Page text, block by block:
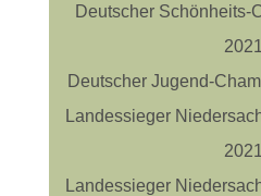
Deutscher Schönheits-
2021
Deutscher Jugend-
Landessieger
2021
Landessieger